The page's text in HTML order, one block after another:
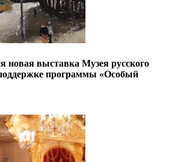
новая выставка Музея русского
программы «Особый